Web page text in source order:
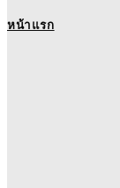
หน้าแรก